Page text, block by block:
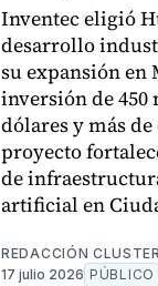
Inventec eligió
desarrollo
su expansión en
inversión de 450
dólares y más de
proyecto
de
artificial en
REDACCIÓN
17 julio 2026 PÚBLICO